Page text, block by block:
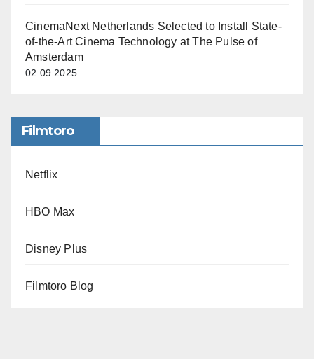
CinemaNext Netherlands Selected to Install State-
of-the-Art Cinema Technology at The Pulse of
Amsterdam
02.09.2025
Filmtoro
Netflix
HBO Max
Disney Plus
Filmtoro Blog